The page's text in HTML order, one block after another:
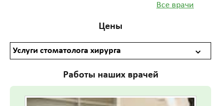
Все врачи
Цены
Услуги стоматолога хирурга
Работы наших врачей